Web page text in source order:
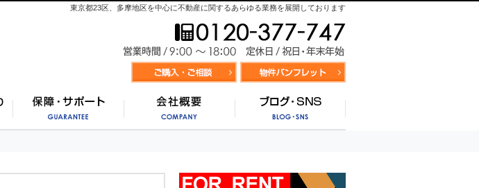
東京都23区、多摩地区を中心に不動産に関するあらゆる業務を展開しております
資料請求・お問合せ